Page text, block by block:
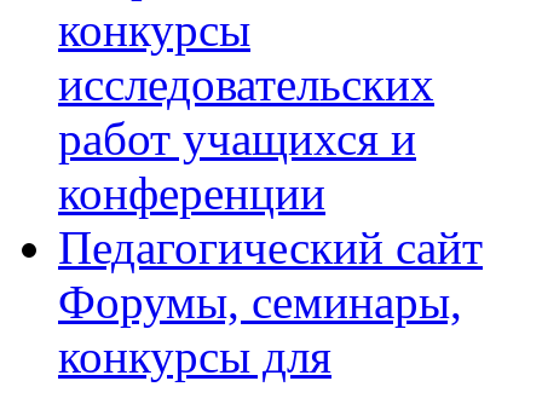
конкурсы
исследовательских
работ учащихся и
конференции
Педагогический сайт
Форумы, семинары,
конкурсы для